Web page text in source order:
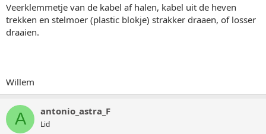
Veerklemmetje van de kabel af halen, kabel uit de heven
trekken en stelmoer (plastic blokje) strakker draaen, of losser
draaien.
Willem
A antonio_astra_F
Lid